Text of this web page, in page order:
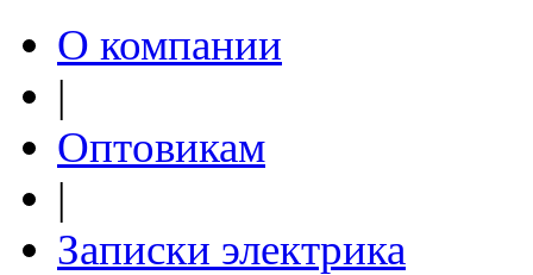
О компании
|
Оптовикам
|
Записки электрика